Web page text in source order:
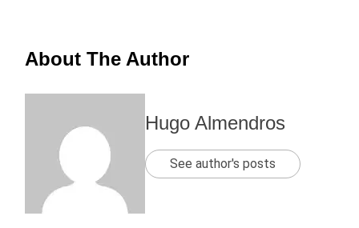
About The Author
Hugo Almendros
See author's posts